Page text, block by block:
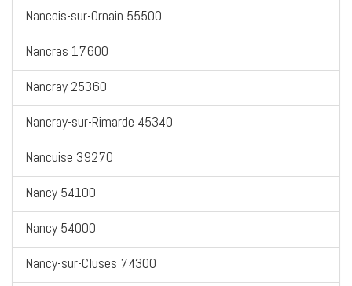
Nancois-sur-Ornain 55500
Nancras 17600
Nancray 25360
Nancray-sur-Rimarde 45340
Nancuise 39270
Nancy 54100
Nancy 54000
Nancy-sur-Cluses 74300